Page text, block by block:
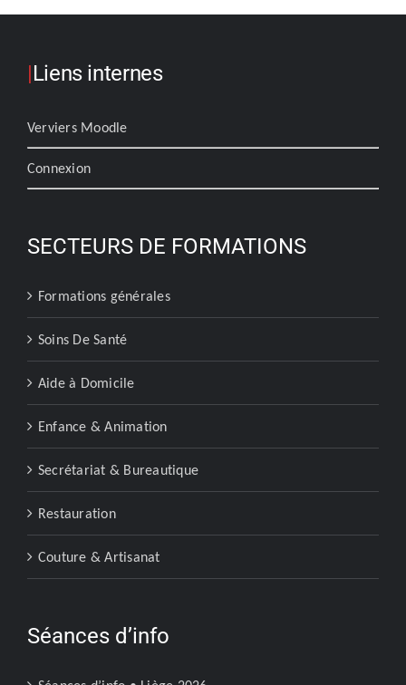
|Liens internes
Verviers Moodle
Connexion
SECTEURS DE FORMATIONS
Formations générales
Soins De Santé
Aide à Domicile
Enfance & Animation
Secrétariat & Bureautique
Restauration
Couture & Artisanat
Séances d’info